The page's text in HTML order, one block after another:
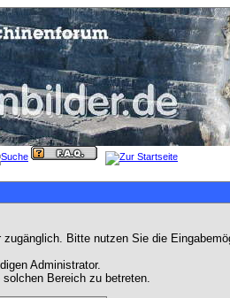
Bitte nutzen Sie die
Administrator.
Bereich zu betreten.